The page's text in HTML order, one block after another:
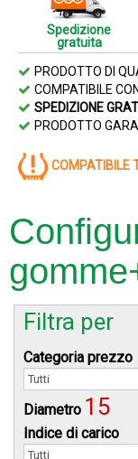
Spedizione
gratuita
PRODOTTO DI
COMPATIBILE
SPEDIZIONE
PRODOTTO
COMPATIBILE
Filtra per
Categoria prezzo
Diametro 15
Indice di carico